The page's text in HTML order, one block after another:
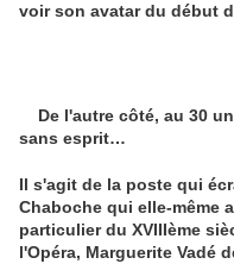
voir son avatar du début
De l'autre côté, au 30
sans esprit…
Il s'agit de la poste qui
Chaboche qui elle-même
particulier du XVIIIème
l'Opéra, Marguerite Vadé